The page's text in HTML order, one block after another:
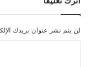
لن يتم نشر عنوان بريدك